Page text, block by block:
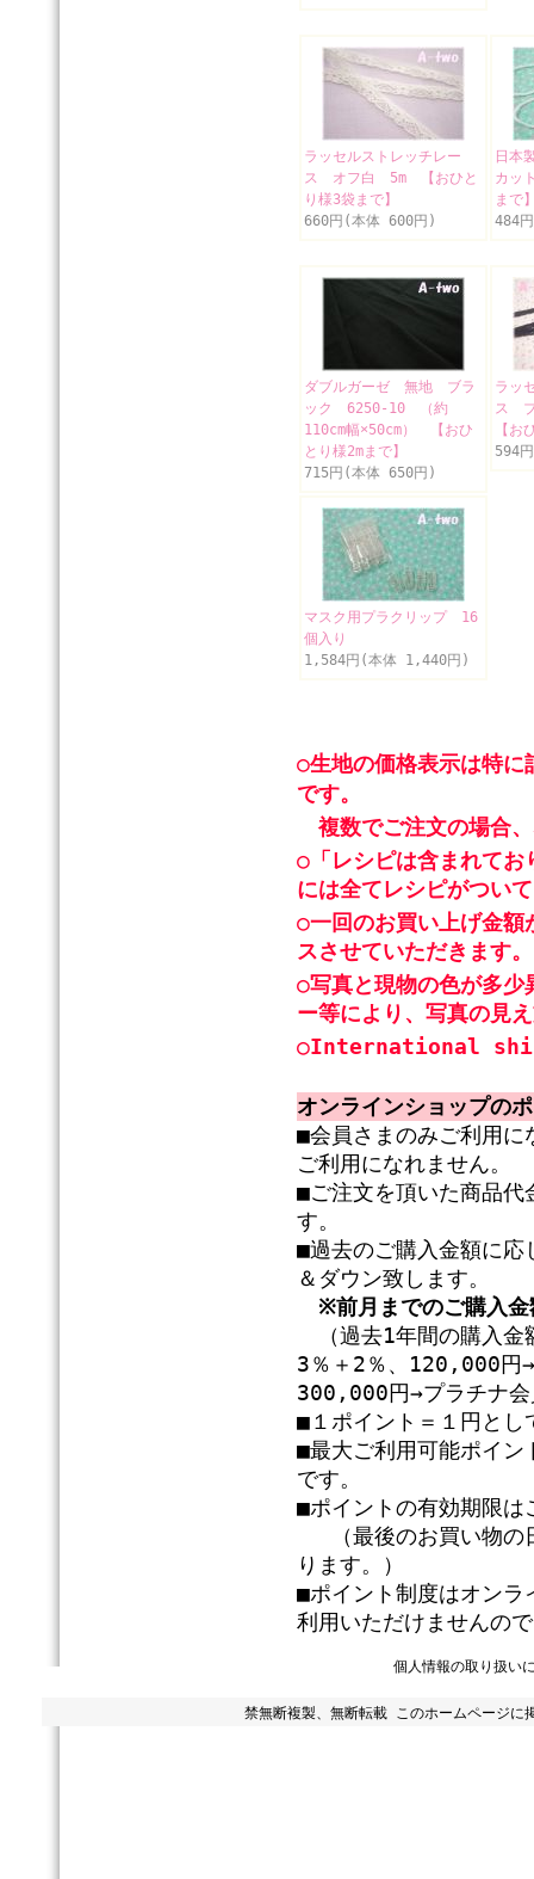
ラッセルストレッチレー
ス オフ白 5m 【おひと
り様3袋まで】
660円(本体 600円)
日本
カッ
まで
484
ダブルガーゼ 無地 ブラ
ック 6250-10 （約
110cm幅×50cm） 【おひ
とり様2mまで】
715円(本体 650円)
ラッ
ス
【お
594
マスク用プラクリップ 16
個入り
1,584円(本体 1,440円)
○生地の価格表示は特に
です。
複数でご注文の場合
○「レシピは含まれてお
には全てレシピがつい
○一回のお買い上げ金
スさせていただきます。
○写真と現物の色が多少
ー等により、写真の見
○International
オンラインショップの
■会員さまのみご利用に
ご利用になれません。
■ご注文を頂いた商品代
す。
■過去のご購入金額に応
＆ダウン致します。
※前月までのご購入
（過去1年間の購入
3％＋2％、120,000円
300,000円→プラチナ会
■１ポイント＝１円とし
■最大ご利用可能ポイン
です。
■ポイントの有効期限は
（最後のお買い物の
ります。）
■ポイント制度はオン
利用いただけませんの
個人情報の取り扱い
禁無断複製、無断転載 このホームページに